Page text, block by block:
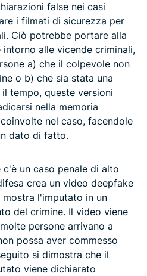
false nei casi
i filmati di sicurezza per
Ciò potrebbe portare alla
alle vicende criminali,
a) che il colpevole non
o b) che sia stata una
tempo, queste versioni
nella memoria
nel caso, facendole
dato di fatto.
un caso penale di alto
crea un video deepfake
l'imputato in un
del crimine. Il video viene
persone arrivano a
possa aver commesso
si dimostra che il
viene dichiarato